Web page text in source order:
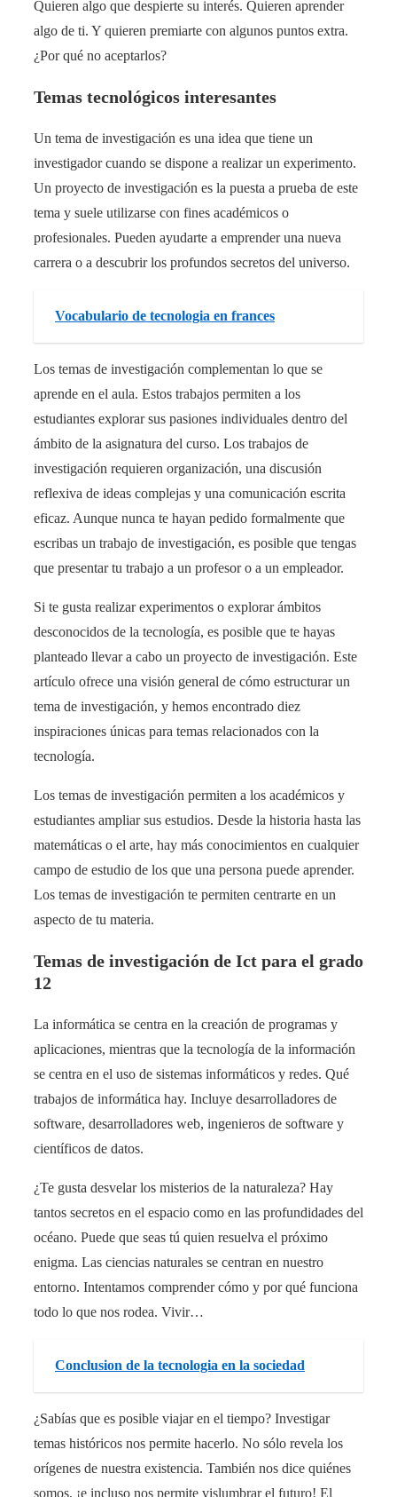
Quieren algo que despierte su interés. Quieren aprender
algo de ti. Y quieren premiarte con algunos puntos extra.
¿Por qué no aceptarlos?
Temas tecnológicos interesantes
Un tema de investigación es una idea que tiene un
investigador cuando se dispone a realizar un experimento.
Un proyecto de investigación es la puesta a prueba de este
tema y suele utilizarse con fines académicos o
profesionales. Pueden ayudarte a emprender una nueva
carrera o a descubrir los profundos secretos del universo.
Vocabulario de tecnologia en frances
Los temas de investigación complementan lo que se
aprende en el aula. Estos trabajos permiten a los
estudiantes explorar sus pasiones individuales dentro del
ámbito de la asignatura del curso. Los trabajos de
investigación requieren organización, una discusión
reflexiva de ideas complejas y una comunicación escrita
eficaz. Aunque nunca te hayan pedido formalmente que
escribas un trabajo de investigación, es posible que tengas
que presentar tu trabajo a un profesor o a un empleador.
Si te gusta realizar experimentos o explorar ámbitos
desconocidos de la tecnología, es posible que te hayas
planteado llevar a cabo un proyecto de investigación. Este
artículo ofrece una visión general de cómo estructurar un
tema de investigación, y hemos encontrado diez
inspiraciones únicas para temas relacionados con la
tecnología.
Los temas de investigación permiten a los académicos y
estudiantes ampliar sus estudios. Desde la historia hasta las
matemáticas o el arte, hay más conocimientos en cualquier
campo de estudio de los que una persona puede aprender.
Los temas de investigación te permiten centrarte en un
aspecto de tu materia.
Temas de investigación de Ict para el grado
12
La informática se centra en la creación de programas y
aplicaciones, mientras que la tecnología de la información
se centra en el uso de sistemas informáticos y redes. Qué
trabajos de informática hay. Incluye desarrolladores de
software, desarrolladores web, ingenieros de software y
científicos de datos.
¿Te gusta desvelar los misterios de la naturaleza? Hay
tantos secretos en el espacio como en las profundidades del
océano. Puede que seas tú quien resuelva el próximo
enigma. Las ciencias naturales se centran en nuestro
entorno. Intentamos comprender cómo y por qué funciona
todo lo que nos rodea. Vivir…
Conclusion de la tecnologia en la sociedad
¿Sabías que es posible viajar en el tiempo? Investigar
temas históricos nos permite hacerlo. No sólo revela los
orígenes de nuestra existencia. También nos dice quiénes
somos, ¡e incluso nos permite vislumbrar el futuro! El